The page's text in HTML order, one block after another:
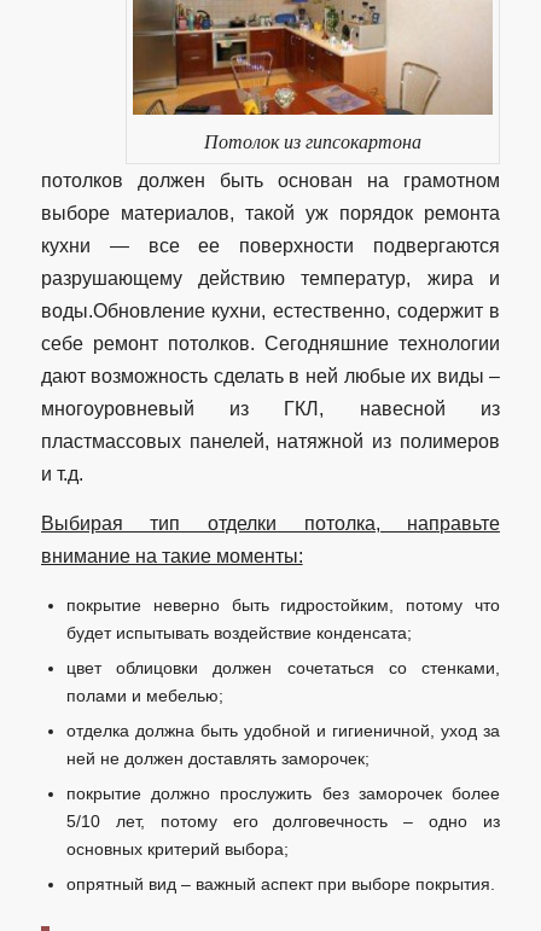
Потолок из гипсокартона
потолков должен быть основан на грамотном
выборе материалов, такой уж порядок ремонта
кухни — все ее поверхности подвергаются
разрушающему действию температур, жира и
воды.Обновление кухни, естественно, содержит в
себе ремонт потолков. Сегодняшние технологии
дают возможность сделать в ней любые их виды –
многоуровневый из ГКЛ, навесной из
пластмассовых панелей, натяжной из полимеров
и т.д.
Выбирая тип отделки потолка, направьте
внимание на такие моменты:
покрытие неверно быть гидростойким, потому что
будет испытывать воздействие конденсата;
цвет облицовки должен сочетаться со стенками,
полами и мебелью;
отделка должна быть удобной и гигиеничной, уход за
ней не должен доставлять заморочек;
покрытие должно прослужить без заморочек более
5/10 лет, потому его долговечность – одно из
основных критерий выбора;
опрятный вид – важный аспект при выборе покрытия.